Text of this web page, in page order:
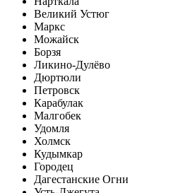
Великий Устюг
Маркс
Можайск
Борзя
Ликино-Дулёво
Дюртюли
Петровск
Карабулак
Малгобек
Удомля
Холмск
Кудымкар
Городец
Дагестанские Огни